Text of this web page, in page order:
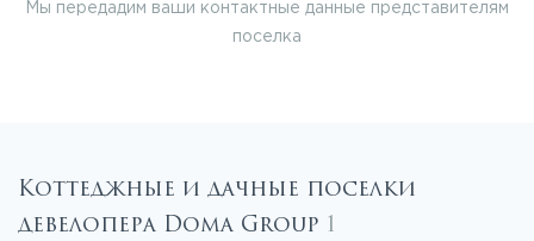
Мы передадим ваши контактные данные представителям
поселка
Коттеджные и дачные поселки
девелопера Doma Group 1